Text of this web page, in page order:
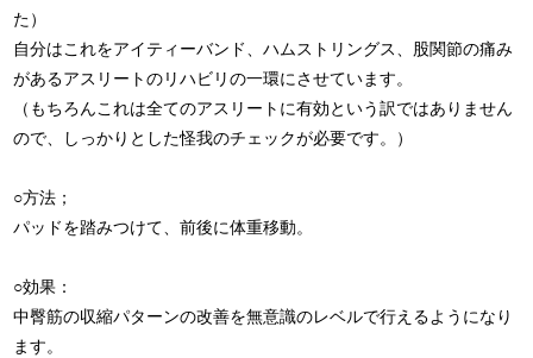
た）
自分はこれをアイティーバンド、ハムストリングス、股関節の痛み
があるアスリートのリハビリの一環にさせています。
（もちろんこれは全てのアスリートに有効という訳ではありません
ので、しっかりとした怪我のチェックが必要です。）
○方法；
パッドを踏みつけて、前後に体重移動。
○効果：
中臀筋の収縮パターンの改善を無意識のレベルで行えるようになり
ます。